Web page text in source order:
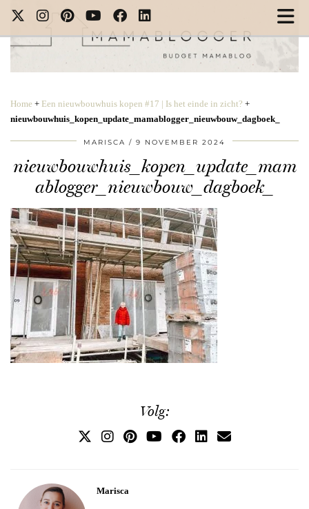
Home + Een nieuwbouwhuis kopen #17 | Is het einde in zicht? +
nieuwbouwhuis_kopen_update_mamablogger_nieuwbouw_dagboek_
MARISCA 9 NOVEMBER 2024
nieuwbouwhuis_kopen_update_mam
ablogger_nieuwbouw_dagboek_
Volg:
Marisca